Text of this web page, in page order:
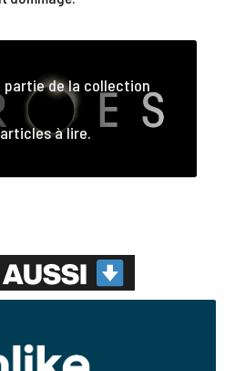
de la collection
à lire.